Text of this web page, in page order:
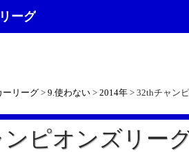
ーグ
ーリーグ> 9.使わない> 2014年> 32thチャン
ンピオンズリー